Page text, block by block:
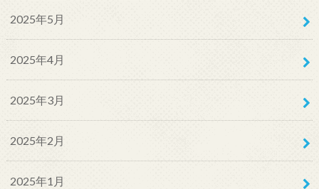
2025年5月
2025年4月
2025年3月
2025年2月
2025年1月